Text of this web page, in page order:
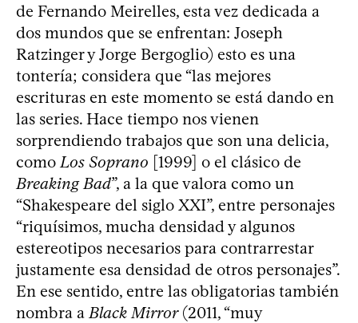
de Fernando Meirelles, esta vez dedicada a
dos mundos que se enfrentan: Joseph
Ratzinger y Jorge Bergoglio) esto es una
tontería; considera que “las mejores
escrituras en este momento se está dando en
las series. Hace tiempo nos vienen
sorprendiendo trabajos que son una delicia,
comoLos Soprano [1999] o el clásico de
Breaking Bad”, a la que valora como un
“Shakespeare del siglo XXI”, entre personajes
“riquísimos, mucha densidad y algunos
estereotipos necesarios para contrarrestar
justamente esa densidad de otros personajes”.
En ese sentido, entre las obligatorias también
nombra aBlack Mirror(2011, “muy